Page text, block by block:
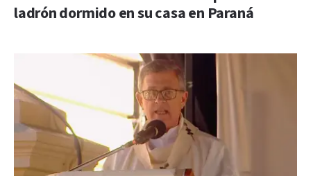
ladrón dormido en su casa en Paraná